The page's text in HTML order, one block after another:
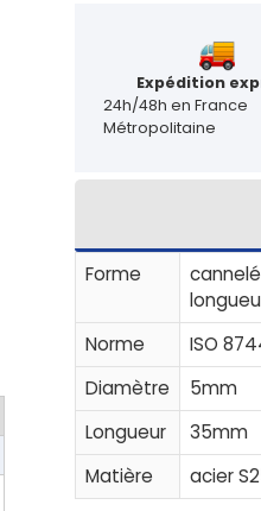
Expédition
24h/48h en France
Métropolitaine
Forme
Norme
ISO
Diamètre
5mm
Longueur
35mm
Matière
acier